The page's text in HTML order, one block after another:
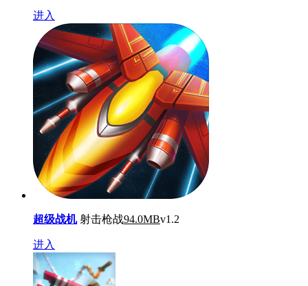
进入
超级战机 射击枪战94.0MBv1.2
进入